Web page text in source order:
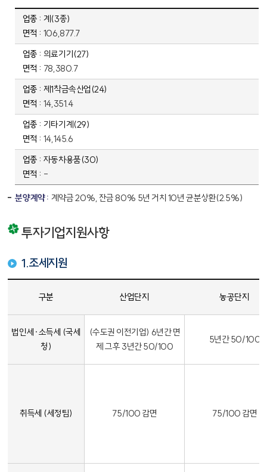
계(3종)
106,877.7
의료기기(27)
78,380.7
제1착금속산업(24)
14,351.4
기타기계(29)
14,145.6
자동차용품(30)
-
분양계약 : 계약금 20%, 잔금 80% 5년 거치 10년 균분상환(2.5%)
투자기업지원사항
1.조세지원
구분 산업단지 농공단지
법인세·소득세 (국세
청)
(수도권 이전기업) 6년간 면
제 그후 3년간 50/100
5년간 50/100
취득세 (세정팀) 75/100 감면 75/100 감면